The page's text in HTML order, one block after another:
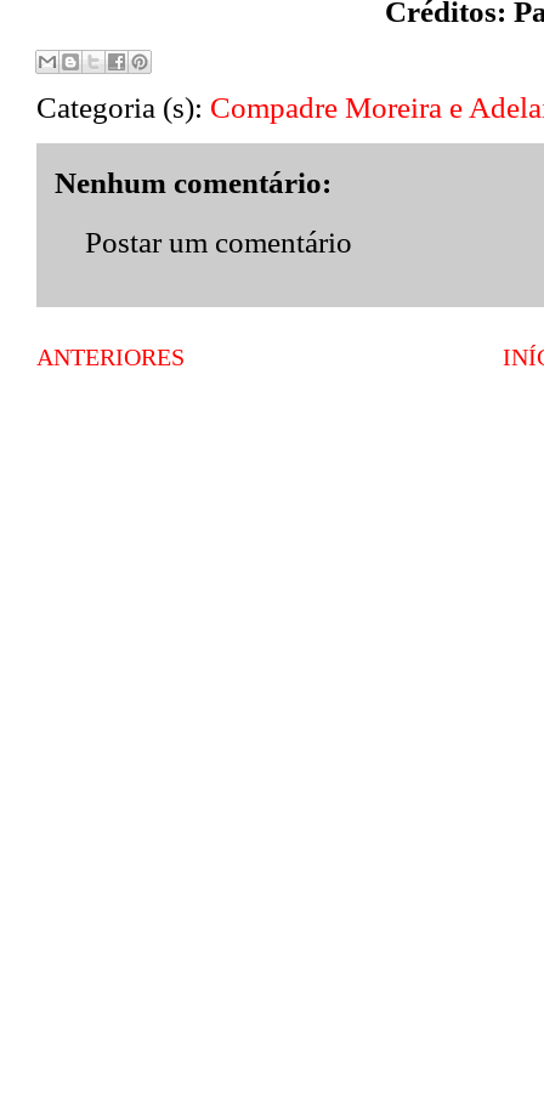
Créditos:
Categoria (s): Compadre Moreira e
Nenhum comentário:
Postar um comentário
ANTERIORES